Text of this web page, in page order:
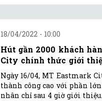
18/04/2022 - 10:00
Hút gần 2000 khách
City chính thức giới
Ngày 16/04, MT Eastmark
thành công cao với phần
nhân chỉ sau 4 giờ giới thiệu.